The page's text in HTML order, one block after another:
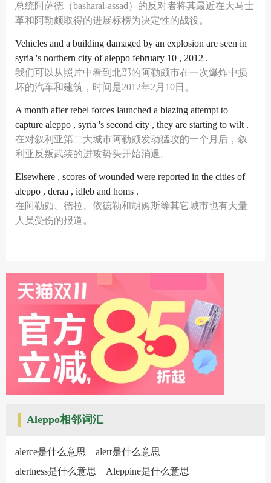
总统阿萨德（basharal-assad）的反对者将其最近在大马士
革和阿勒颇取得的进展标榜为决定性的战役。
Vehicles and a building damaged by an explosion are seen in
syria 's northern city of aleppo february 10 , 2012 .
我们可以从照片中看到北部的阿勒颇市在一次爆炸中损
坏的汽车和建筑，时间是2012年2月10日。
A month after rebel forces launched a blazing attempt to
capture aleppo , syria 's second city , they are starting to wilt .
在对叙利亚第二大城市阿勒颇发动猛攻的一个月后，叙
利亚反叛武装的进攻势头开始消退。
Elsewhere , scores of wounded were reported in the cities of
aleppo , deraa , idleb and homs .
在阿勒颇、德拉、依德勒和胡姆斯等其它城市也有大量
人员受伤的报道。
Aleppo相邻词汇
alerce是什么意思
alert是什么意思
alertness是什么意思
Aleppine是什么意思